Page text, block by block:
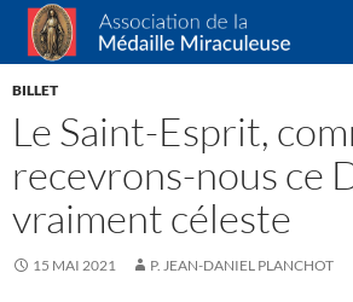
Association de la Médaille
Recherche
ALLER
BILLET
Le Saint-Esprit,
recevrons-nous ce
vraiment céleste
15 MAI 2021 P. JEAN-DANIEL PLANCHOT